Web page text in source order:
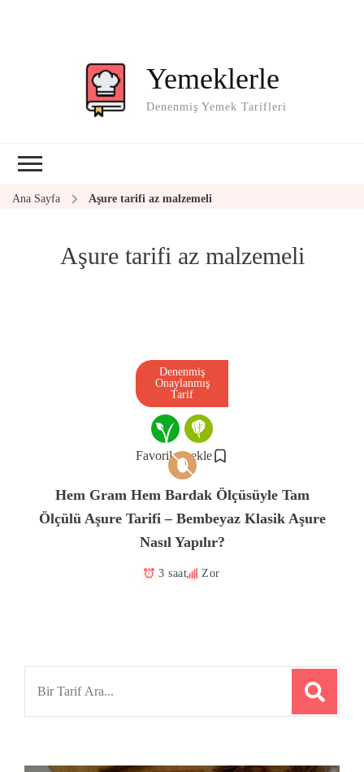
Yemeklerle
Denenmiş Yemek Tarifleri
Ana Sayfa Aşure tarifi az malzemeli
Aşure tarifi az malzemeli
Favorilere ekle
Denenmiş
Onaylanmış
Tarif
Hem Gram Hem Bardak Ölçüsüyle Tam
Ölçülü Aşure Tarifi – Bembeyaz Klasik Aşure
Nasıl Yapılır?
3 saat Zor